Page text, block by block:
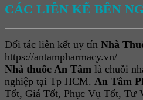
CÁC LIÊN KẾ BÊN
Đối tác liên kết uy tín Nhà
https://antampharmacy.vn/
Nhà thuốc An Tâm là chuỗi
nghiệp tại Tp HCM. An Tâm
Tốt, Giá Tốt, Phục Vụ Tốt, Tư